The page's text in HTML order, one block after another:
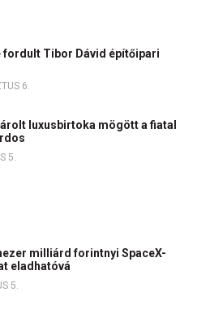
fordult Tibor Dávid építőipari
6.
luxusbirtoka mögött a fiatal
5.
milliárd forintnyi SpaceX-
eladhatóvá
5.